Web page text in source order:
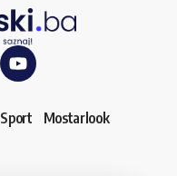
Sport Mostarlook